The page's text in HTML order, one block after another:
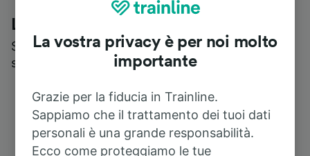
Le recensioni dei nostri viaggiatori
Scopri cosa pensa realmente chi utilizza i nostri
servizi
La vostra privacy è per noi molto
importante
Grazie per la fiducia in Trainline.
Sappiamo che il trattamento dei tuoi dati
personali è una grande responsabilità.
Ecco come proteggiamo le tue